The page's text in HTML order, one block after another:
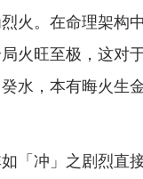
火。在命理架构
火旺至极，这对
水，本有晦火生
「冲」之剧烈直